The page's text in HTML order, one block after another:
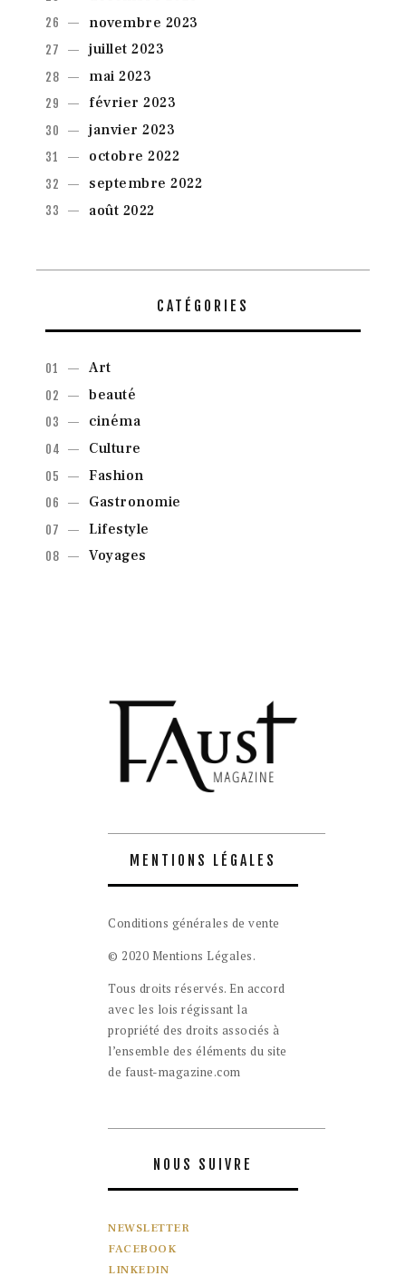
novembre 2023
juillet2023
mai2023
février2023
janvier2023
octobre2022
septembre2022
août 2022
CATÉGORIES
Art
beauté
cinéma
Culture
Fashion
Gastronomie
Lifestyle
Voyages
MENTIONS LÉGALES
Conditions générales de vente
© 2020 Mentions Légales.
Tous droits réservés. En accord
avec les lois régissant la
propriété des droits associés à
l’ensemble des éléments du site
de faust-magazine.com
NOUS SUIVRE
NEWSLETTER
FACEBOOK
LINKEDIN